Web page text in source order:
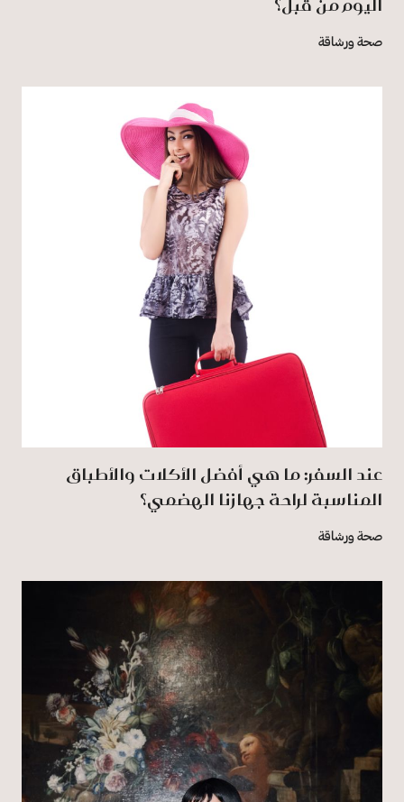
صحة ورشاقة
عند السفر: ما هي أفضل الأكلات والأطباق
المناسبة لراحة جهازنا الهضمي؟
صحة ورشاقة